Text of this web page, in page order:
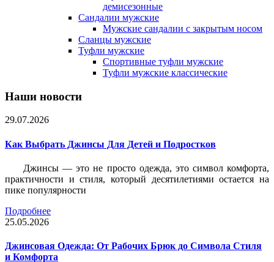
демисезонные
Сандалии мужские
Мужские сандалии с закрытым носом
Сланцы мужские
Туфли мужские
Спортивные туфли мужские
Туфли мужские классические
Наши новости
29.07.2026
Как Выбрать Джинсы Для Детей и Подростков
Джинсы — это не просто одежда, это символ комфорта,
практичности и стиля, который десятилетиями остается на
пике популярности
Подробнее
25.05.2026
Джинсовая Одежда: От Рабочих Брюк до Символа Стиля
и Комфорта